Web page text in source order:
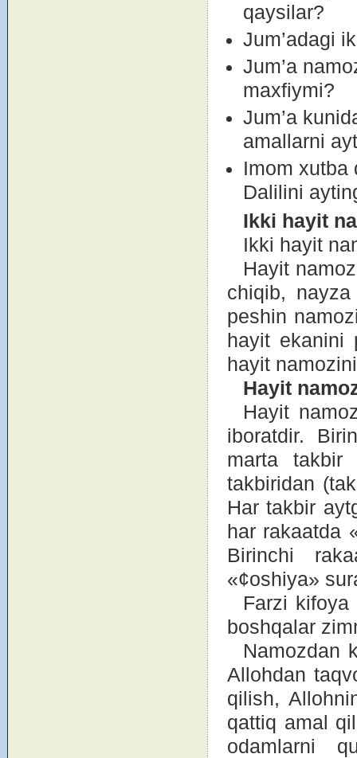
qaysilar?
Jum’adagi
Jum’a
maxfiymi?
Jum’a
amallarni
Imоm xutba
Dalilini
Ikki hayit
Ikki hayit
Hayit
chiqib, nayza
peshin
hayit ekanini
hayit
Hayit namо
Hayit
ibоratdir.
marta
takbiridan
Har takbir
har rakaatda
Birinchi
«¢оshiya»
Farzi
bоshqalar
Namоzdan
Allоhdan
qilish,
qattiq amal
оdamlarni